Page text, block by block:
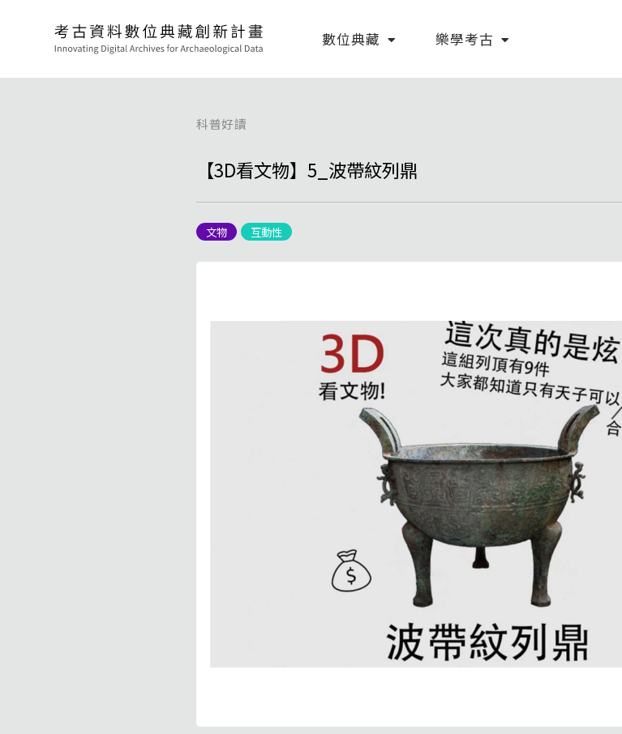
數位典藏 樂學考古
科普好讀
【3D看文物】5_波帶紋列鼎
文物 互動性